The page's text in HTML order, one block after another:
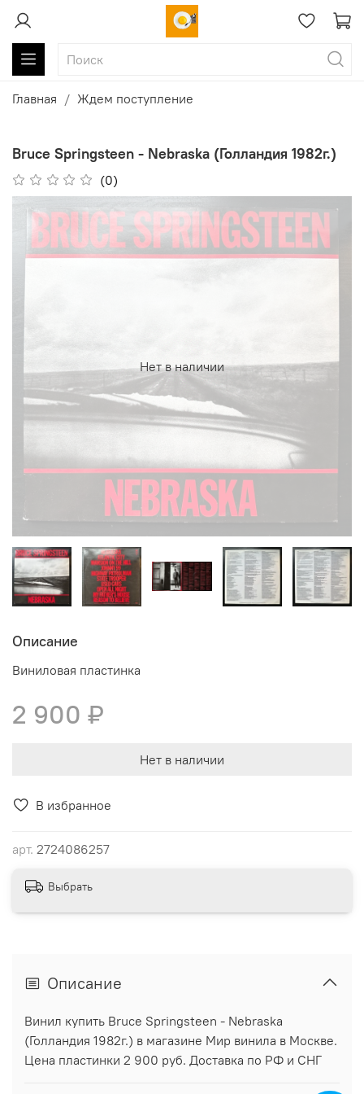
Главная Ждем поступление
Bruce Springsteen - Nebraska (Голландия 1982г.)
(0)
В избранное
арт. 2724086257
Нет в наличии
Описание
Виниловая пластинка
2 900 ₽
Нет в наличии
Выбрать
Описание
Винил купить Bruce Springsteen - Nebraska
(Голландия 1982г.) в магазине Мир винила в Москве.
Цена пластинки 2 900 руб. Доставка по РФ и СНГ